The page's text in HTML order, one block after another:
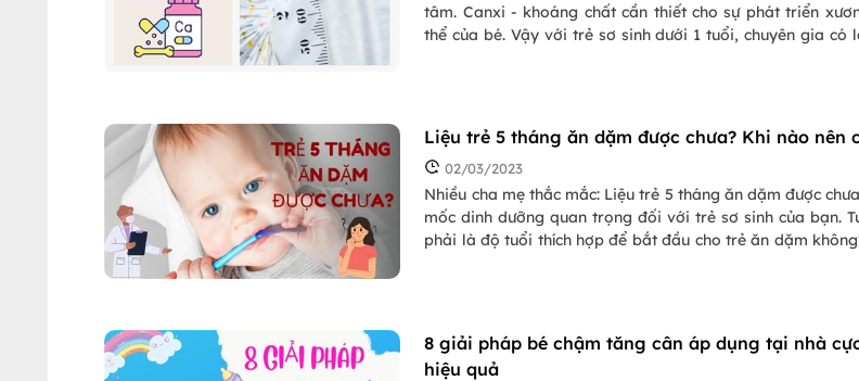
tâm. Canxi - khoáng chất cần thiết cho sự phát triển xương và sức khoẻ tổng
thể của bé. Vậy với trẻ sơ sinh dưới 1 tuổi, chuyên gia có
Liệu trẻ 5 tháng ăn dặm được chưa? Khi nào nên
02/03/2023
Nhiều cha mẹ thắc mắc: Liệu trẻ 5 tháng ăn dặm được
mốc dinh dưỡng quan trọng đối với trẻ sơ sinh của bạn.
phải là độ tuổi thích hợp để bắt đầu cho trẻ ăn dặm
8 giải pháp bé chậm tăng cân áp dụng tại nhà
hiệu quả